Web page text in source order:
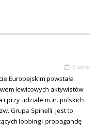
% temu
Europejskim powstała
lewicowych aktywistów
i przy udziale m.in. polskich
Grupa Spinelli. Jest to
lobbing i propagandę